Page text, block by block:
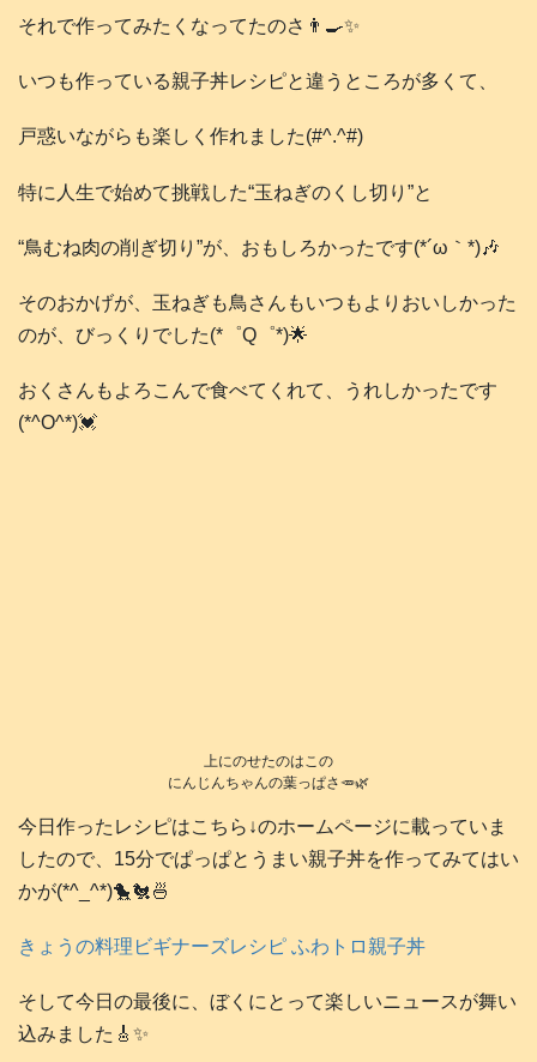
それで作ってみたくなってたのさ👨‍🍳✨
いつも作っている親子丼レシピと違うところが多くて、
戸惑いながらも楽しく作れました(#^.^#)
特に人生で始めて挑戦した“玉ねぎのくし切り”と
“鳥むね肉の削ぎ切り”が、おもしろかったです(*´ω｀*)🎶
そのおかげが、玉ねぎも鳥さんもいつもよりおいしかった
のが、びっくりでした(*゜Q゜*)🌟
おくさんもよろこんで食べてくれて、うれしかったです
(*^O^*)💓
上にのせたのはこの
にんじんちゃんの葉っぱさ🥕🌿
今日作ったレシピはこちら↓のホームページに載っていま
したので、15分でぱっぱとうまい親子丼を作ってみてはい
かが(*^_^*)🐤🐔🍜
きょうの料理ビギナーズレシピ ふわトロ親子丼
そして今日の最後に、ぼくにとって楽しいニュースが舞い
込みました🎸✨